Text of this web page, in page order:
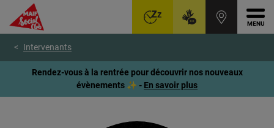
contenu
page
Intervenants
Rendez-vous à la rentrée pour découvrir nos nouveaux
évènements ✨ - En savoir plus